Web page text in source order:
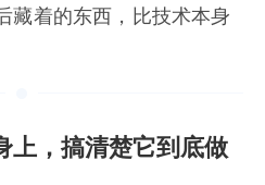
藏着的东西，比技术本身
上，搞清楚它到底做